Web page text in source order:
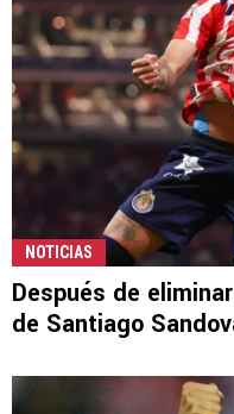
NOTICIAS
Después de
de Santiago